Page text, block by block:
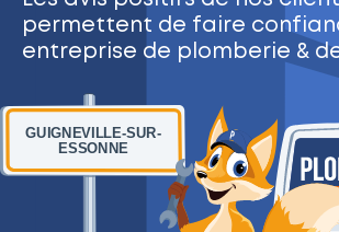
permettent de faire
entreprise de plomberie &
GUIGNEVILLE-SUR-
ESSONNE